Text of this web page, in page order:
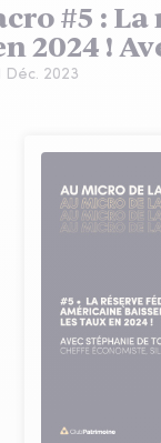
#5 :
2024 !
Déc. 2023